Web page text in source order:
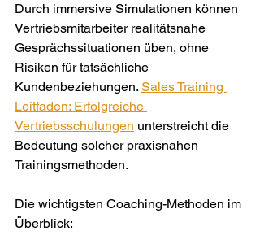
Durch immersive Simulationen können
Vertriebsmitarbeiter realitätsnahe
Gesprächssituationen üben, ohne
Risiken für tatsächliche
Kundenbeziehungen. Sales Training
Leitfaden: Erfolgreiche
Vertriebsschulungen unterstreicht die
Bedeutung solcher praxisnahen
Trainingsmethoden.
Die wichtigsten Coaching-Methoden im
Überblick: